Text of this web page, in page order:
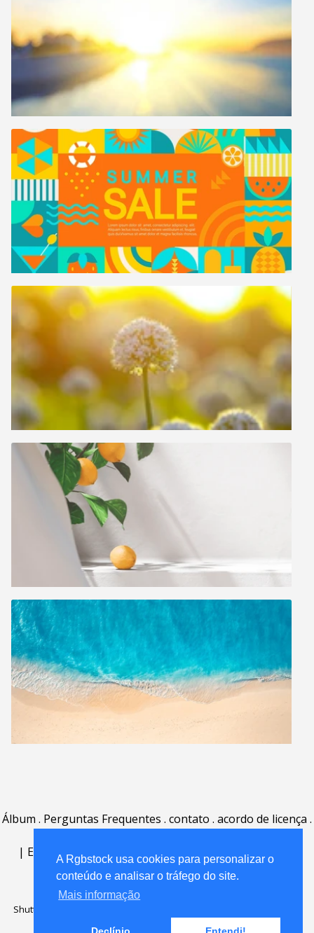
A Rgbstock usa cookies para personalizar o
conteúdo e analisar o tráfego do site.
Mais informação
Álbum . Perguntas Frequentes . contato . acordo de licença .
| English | Deutsch Español Português
Nederlands|
Shutterstock official partner of Rgbstock
Rgbstock